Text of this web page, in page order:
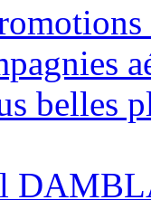
belles